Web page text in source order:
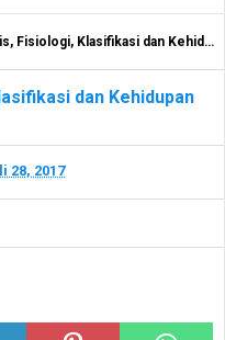
Klasifikasi dan Kehidupan Bakteri Escherichia Coli
dan Kehidupan
28, 2017